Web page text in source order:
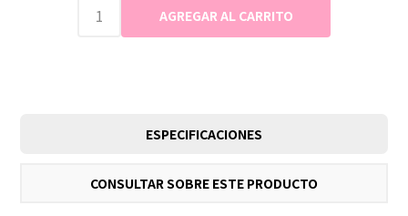
ESPECIFICACIONES
CONSULTAR SOBRE ESTE PRODUCTO